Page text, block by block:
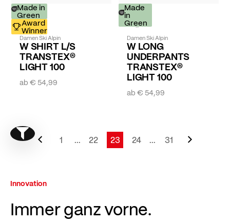
Award
Winner
Made in
Green
Damen Ski Alpin
W SHIRT L/S
TRANSTEX®
LIGHT 100
ab€ 54,99
Made
in
Green
Damen Ski Alpin
W LONG
UNDERPANTS
TRANSTEX®
LIGHT 100
ab€ 54,99
Seite Seite
Zurück
Seite
1 ... Seite
22 Sie lesen gerade Seite
23 Seite
24 ... Seite
31
Show filter
Innovation
Immer ganz vorne.